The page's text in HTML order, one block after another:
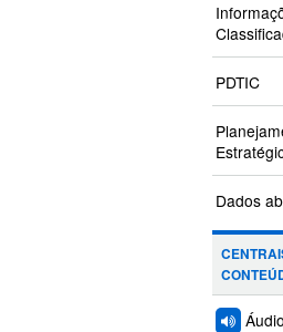
PDTIC
Dados